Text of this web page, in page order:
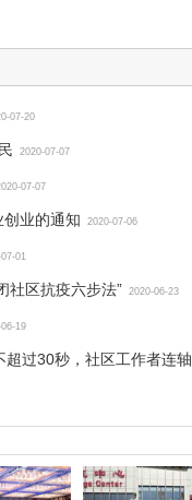
07-20
2020-07-07
07-07
业的通知 2020-07-06
01
社区抗疫六步法” 2020-06-23
19
过30秒，社区工作者连